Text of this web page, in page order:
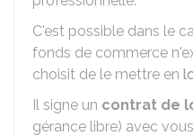
C'est possible dans le
fonds de commerce
choisit de le mettre en
Il signe un contrat de
gérance libre) avec